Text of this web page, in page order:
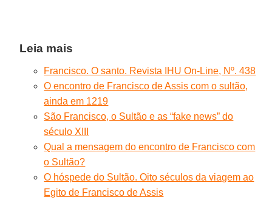
Leia mais
Francisco. O santo. Revista IHU On-Line, Nº. 438
O encontro de Francisco de Assis com o sultão,
ainda em 1219
São Francisco, o Sultão e as “fake news” do
século XIII
Qual a mensagem do encontro de Francisco com
o Sultão?
O hóspede do Sultão. Oito séculos da viagem ao
Egito de Francisco de Assis